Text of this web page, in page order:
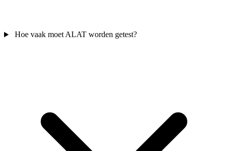
Hoe vaak moet ALAT worden getest?